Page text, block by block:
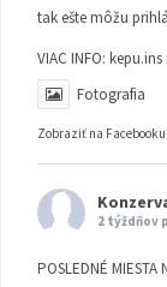
tak ešte môžu
VIAC INFO: kepu.ins
Fotografia
Zobraziť na Facebooku
2 týždňov
POSLEDNÉ MIESTA